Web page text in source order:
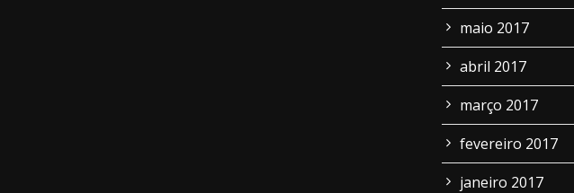
maio 2017
abril 2017
março 2017
fevereiro 2017
janeiro 2017